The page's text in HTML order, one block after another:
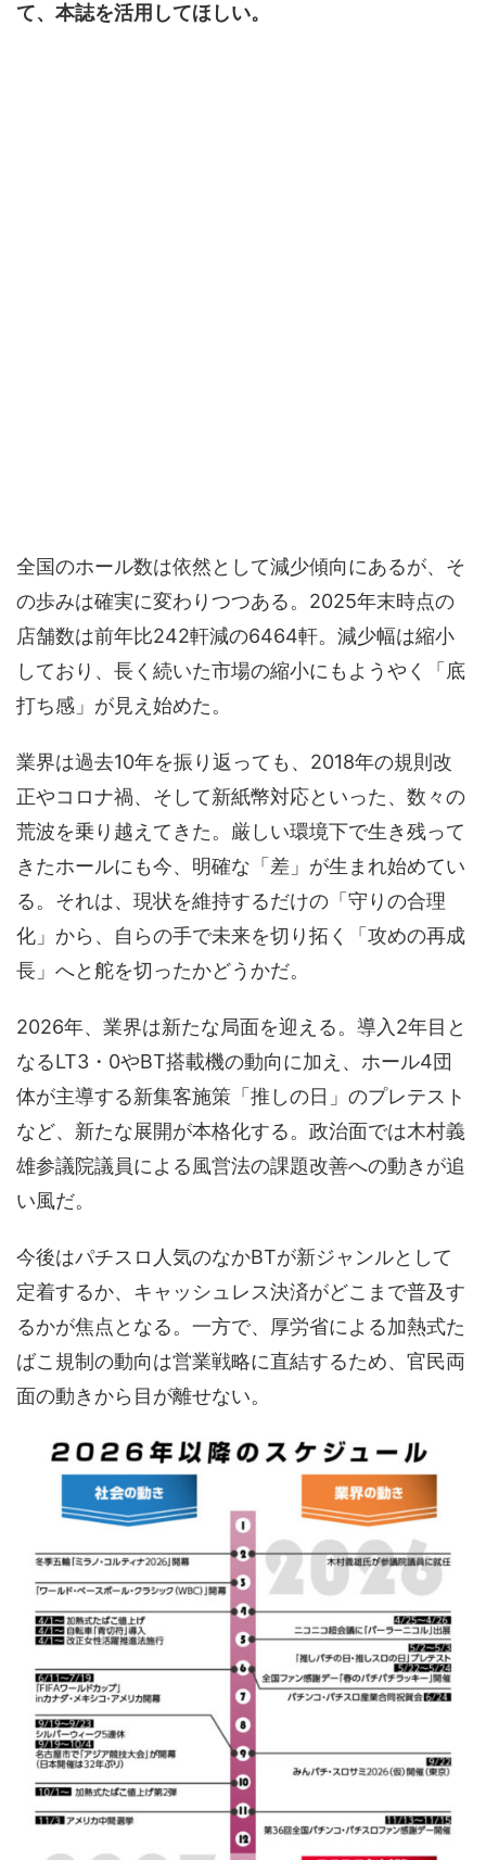
て、本誌を活用してほしい。
全国のホール数は依然として減少傾向にあるが、そ
の歩みは確実に変わりつつある。2025年末時点の
店舗数は前年比242軒減の6464軒。減少幅は縮小
しており、長く続いた市場の縮小にもようやく「底
打ち感」が見え始めた。
業界は過去10年を振り返っても、2018年の規則改
正やコロナ禍、そして新紙幣対応といった、数々の
荒波を乗り越えてきた。厳しい環境下で生き残って
きたホールにも今、明確な「差」が生まれ始めてい
る。それは、現状を維持するだけの「守りの合理
化」から、自らの手で未来を切り拓く「攻めの再成
長」へと舵を切ったかどうかだ。
2026年、業界は新たな局面を迎える。導入2年目と
なるLT3・0やBT搭載機の動向に加え、ホール4団
体が主導する新集客施策「推しの日」のプレテスト
など、新たな展開が本格化する。政治面では木村義
雄参議院議員による風営法の課題改善への動きが追
い風だ。
今後はパチスロ人気のなかBTが新ジャンルとして
定着するか、キャッシュレス決済がどこまで普及す
るかが焦点となる。一方で、厚労省による加熱式た
ばこ規制の動向は営業戦略に直結するため、官民両
面の動きから目が離せない。